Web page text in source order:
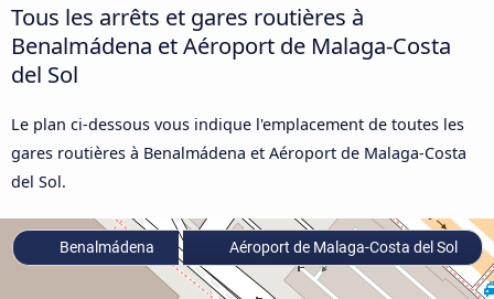
Tous les arrêts et gares routières à
Benalmádena et Aéroport de Malaga-Costa
del Sol
Le plan ci-dessous vous indique l'emplacement de toutes les
gares routières à Benalmádena et Aéroport de Malaga-Costa
del Sol.
Benalmádena Aéroport de Malaga-Costa del Sol